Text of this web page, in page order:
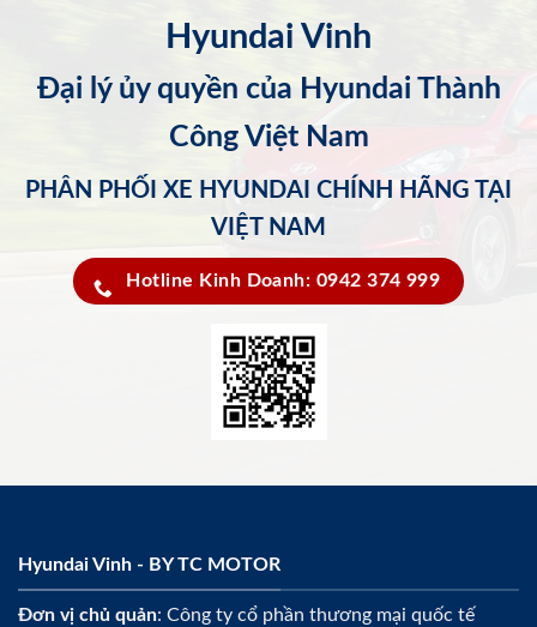
Hyundai Vinh
Đại lý ủy quyền của Hyundai Thành
Công Việt Nam
PHÂN PHỐI XE HYUNDAI CHÍNH HÃNG TẠI
VIỆT NAM
Hotline Kinh Doanh: 0942 374 999
Hyundai Vinh - BY TC MOTOR
Đơn vị chủ quản: Công ty cổ phần thương mại quốc tế